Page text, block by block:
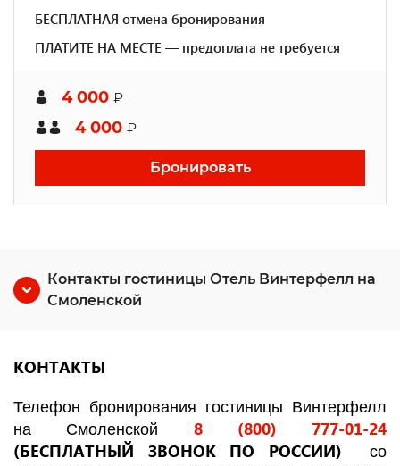
БЕСПЛАТНАЯ отмена бронирования
ПЛАТИТЕ НА МЕСТЕ — предоплата не требуется
4 000 ₽
4 000 ₽
Бронировать
Контакты гостиницы Отель Винтерфелл на
Смоленской
КОНТАКТЫ
Телефон бронирования гостиницы Винтерфелл
на Смоленской 8 (800) 777-01-24
(БЕСПЛАТНЫЙ ЗВОНОК ПО РОССИИ)
со